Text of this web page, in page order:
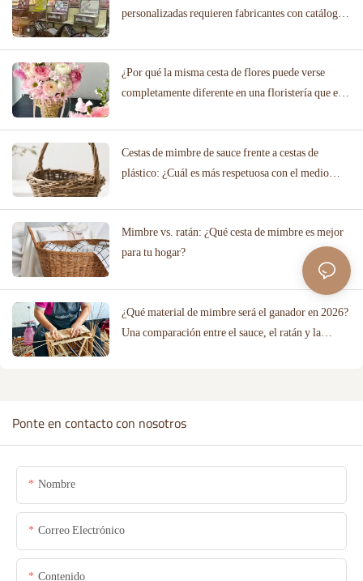
personalizadas requieren fabricantes con catálogos
¿Por qué la misma cesta de flores puede verse
completamente diferente en una floristería que en
Cestas de mimbre de sauce frente a cestas de
plástico: ¿Cuál es más respetuosa con el medio
Mimbre vs. ratán: ¿Qué cesta de mimbre es mejor
para tu hogar?
¿Qué material de mimbre será el ganador en 2026?
Una comparación entre el sauce, el ratán y la
Ponte en contacto con nosotros
Nombre
Correo Electrónico
Contenido